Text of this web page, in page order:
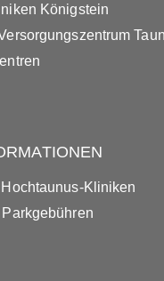
Königstein
Kliniken